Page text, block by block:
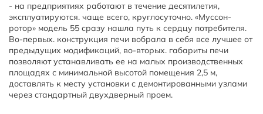
- на предприятиях работают в течение десятилетия,
эксплуатируются. чаще всего, круглосуточно. «Муссон-
ротор» модель 55 сразу нашла путь к сердцу потребителя.
Во-первых. конструкция печи вобрала в себя все лучшее от
предыдущих модификаций, во-вторых. габариты печи
позволяют устанавливать ее на малых производственных
площадях с минимальной высотой помещения 2,5 м,
доставлять к месту установки с демонтированными узлами
через стандартный двухдверный проем.